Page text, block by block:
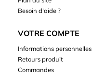
Besoin d'aide ?
VOTRE COMPTE
Informations personnelles
Retours produit
Commandes